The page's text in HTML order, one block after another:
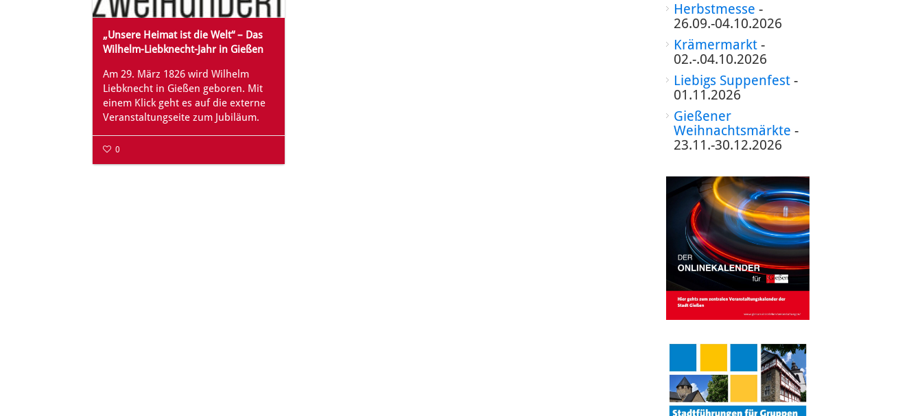
„Unsere Heimat ist die Welt“ – Das
Wilhelm-Liebknecht-Jahr in Gießen
Am 29. März 1826 wird Wilhelm
Liebknecht in Gießen geboren. Mit
einem Klick geht es auf die externe
Veranstaltungseite zum Jubiläum.
0
Herbstmesse -
26.09.-04.10.2026
Krämermarkt-
02.-.04.10.2026
Liebigs Suppenfest-
01.11.2026
Gießener
Weihnachtsmärkte -
23.11.-30.12.2026